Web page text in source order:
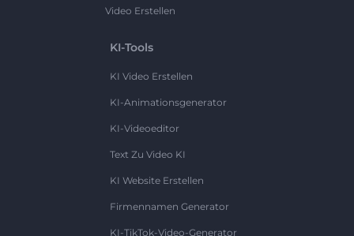
Video Erstellen
KI-Tools
KI Video Erstellen
KI-Animationsgenerator
KI-Videoeditor
Text Zu Video KI
KI Website Erstellen
Firmennamen Generator
KI-TikTok-Video-Generator